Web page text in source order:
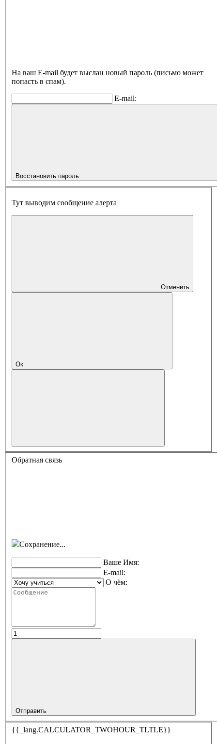
На ваш E-mail будет выслан новый пароль (письмо может
попасть в спам).
E-mail:
Восстановить пароль
Тут выводим сообщение алерта
Отменить
Ок
Обратная связь
Сохранение...
Ваше Имя:
E-mail:
О чём:
Отправить
{{_lang.CALCULATOR_TWOHOUR_TLTLE}}